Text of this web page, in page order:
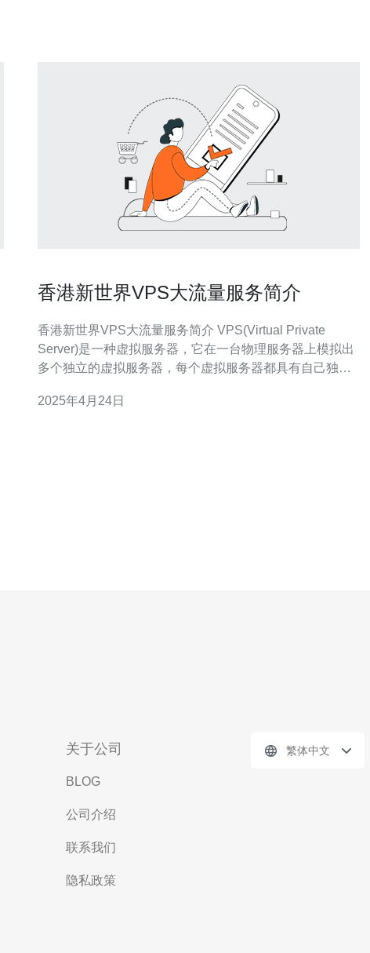
香港新世界VPS大流量服务简介
香港新世界VPS大流量服务简介 VPS(Virtual Private
Server)是一种虚拟服务器，它在一台物理服务器上模拟出
多个独立的虚拟服务器，每个虚拟服务器都具有自己独立
在VPS上安装自己需要的操作系统、软件和应用程序，具
2025年4月24日
关于公司
BLOG
公司介绍
联系我们
隐私政策
繁体中文